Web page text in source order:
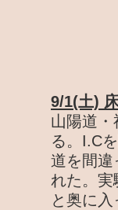
9/1(土)
山陽道
る。I.C
道を間違
れた。
と奥に